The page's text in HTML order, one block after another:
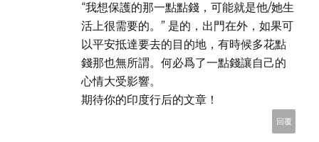
“我想保護的那一點點錢，可能就是他/她生
活上很需要的。” 是的，出門在外，如果可
以平安抵達要去的目的地，有時候多花點
錢那也無所謂。何必爲了一點錢讓自己的
心情大受影響。
期待你的印度行后的文章！
回覆